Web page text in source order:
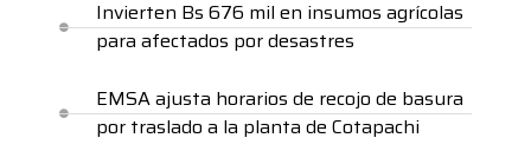
Invierten Bs 676 mil en insumos agrícolas
para afectados por desastres
EMSA ajusta horarios de recojo de basura
por traslado a la planta de Cotapachi